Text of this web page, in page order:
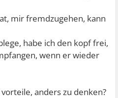
mir fremdzugehen, kann
habe ich den kopf frei,
wenn er wieder
anders zu denken?